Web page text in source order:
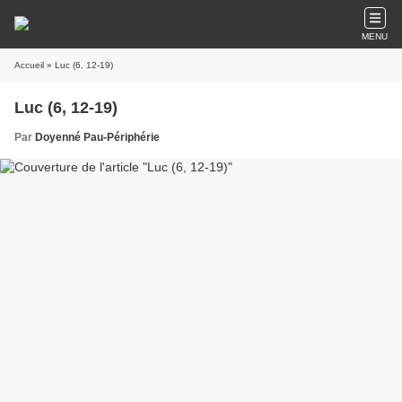
MENU
Accueil » Luc (6, 12-19)
Luc (6, 12-19)
Par Doyenné Pau-Périphérie